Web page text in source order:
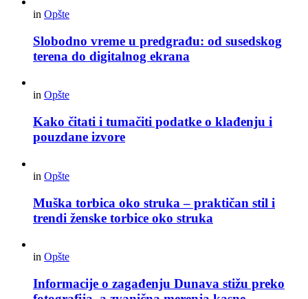
in Opšte
Slobodno vreme u predgrađu: od susedskog
terena do digitalnog ekrana
in Opšte
Kako čitati i tumačiti podatke o klađenju i
pouzdane izvore
in Opšte
Muška torbica oko struka – praktičan stil i
trendi ženske torbice oko struka
in Opšte
Informacije o zagađenju Dunava stižu preko